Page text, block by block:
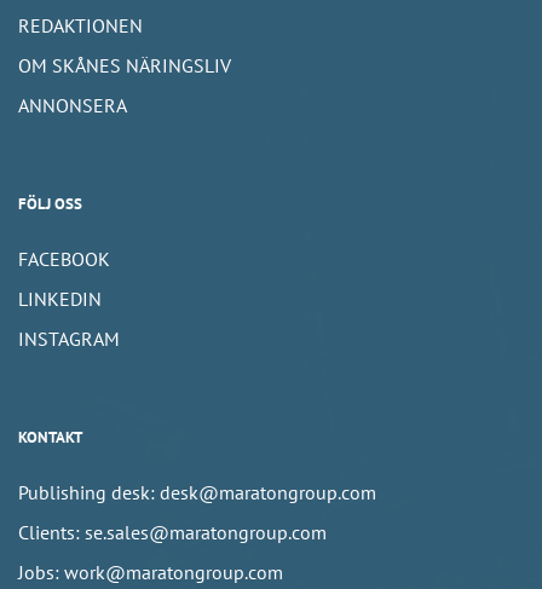
REDAKTIONEN
OM SKÅNES NÄRINGSLIV
ANNONSERA
FÖLJ OSS
FACEBOOK
LINKEDIN
INSTAGRAM
KONTAKT
Publishing desk: desk@maratongroup.com
Clients: se.sales@maratongroup.com
Jobs: work@maratongroup.com